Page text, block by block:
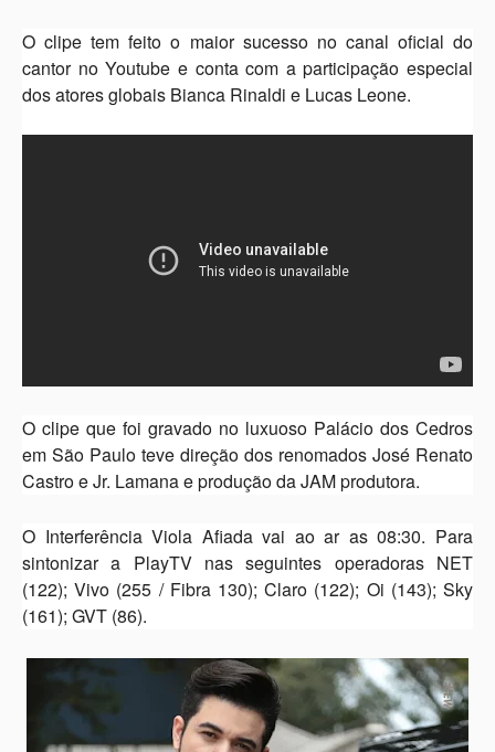
O clipe tem feito o maior sucesso no canal oficial do
cantor no Youtube e conta com a participação especial
dos atores globais Bianca Rinaldi e Lucas Leone.
O clipe que foi gravado no luxuoso Palácio dos Cedros
em São Paulo teve direção dos renomados José Renato
Castro e Jr. Lamana e produção da JAM produtora.
O Interferência Viola Afiada vai ao ar as 08:30. Para
sintonizar a PlayTV nas seguintes operadoras NET
(122); Vivo (255 / Fibra 130); Claro (122); Oi (143); Sky
(161); GVT (86).